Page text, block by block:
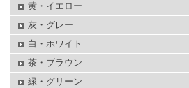
黄・イエロー
灰・グレー
白・ホワイト
茶・ブラウン
緑・グリーン